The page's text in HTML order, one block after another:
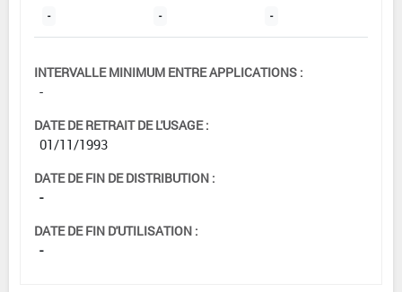
- - -
INTERVALLE MINIMUM ENTRE APPLICATIONS :
-
DATE DE RETRAIT DE L'USAGE :
01/11/1993
DATE DE FIN DE DISTRIBUTION :
-
DATE DE FIN D'UTILISATION :
-